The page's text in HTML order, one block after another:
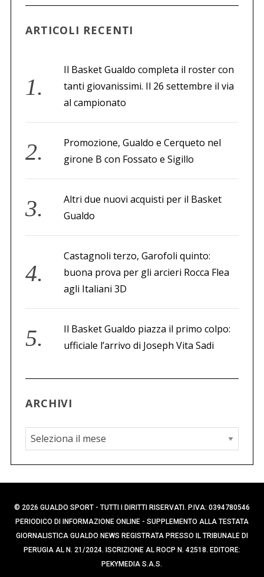
ARTICOLI RECENTI
Il Basket Gualdo completa il roster con
tanti giovanissimi. Il 26 settembre il via
al campionato
Promozione, Gualdo e Cerqueto nel
girone B con Fossato e Sigillo
Altri due nuovi acquisti per il Basket
Gualdo
Castagnoli terzo, Garofoli quinto:
buona prova per gli arcieri Rocca Flea
agli Italiani 3D
Il Basket Gualdo piazza il primo colpo:
ufficiale l’arrivo di Joseph Vita Sadi
ARCHIVI
A
r
c
h
i
v
i
© 2026 GUALDO SPORT - TUTTI I DIRITTI RISERVATI. P.IVA: 0394780546
PERIODICO DI INFORMAZIONE ONLINE - SUPPLEMENTO ALLA TESTATA
GIORNALISTICA GUALDO NEWS REGISTRATA PRESSO IL TRIBUNALE DI
PERUGIA AL N. 21/2024. ISCRIZIONE AL ROCP N. 42518. EDITORE:
PEKYMEDIA S.A.S.